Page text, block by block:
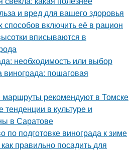
и вред для вашего здоровья
включить её в рацион
вписываются в
необходимость или выбор
пошаговая
маршруты рекомендуют в Томске
в культуре и
в Саратове
по подготовке винограда к зиме
правильно посадить для